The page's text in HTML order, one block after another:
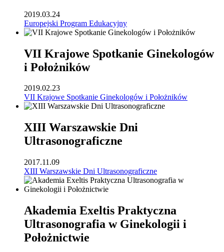
2019.03.24
Europejski Program Edukacyjny
VII Krajowe Spotkanie Ginekologów
i Położników
2019.02.23
VII Krajowe Spotkanie Ginekologów i Położników
XIII Warszawskie Dni
Ultrasonograficzne
2017.11.09
XIII Warszawskie Dni Ultrasonograficzne
Akademia Exeltis Praktyczna
Ultrasonografia w Ginekologii i
Położnictwie